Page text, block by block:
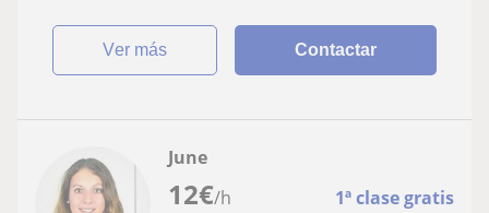
ver más Contactar
12€/h 1ª clase gratis
June